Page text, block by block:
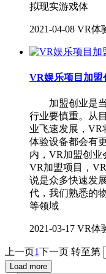
拟现实游戏体
2021-04-08 VR体
VR娱乐项目加盟
加盟创业是当
行业要慎重。从
业飞速发展，
体验设备都会有
内，VR加盟创业
VR加盟项目，
说是众多快速发
代，我们熟悉的
等领域
2021-03-17 VR体
上一页1下一页 转至第
Load more